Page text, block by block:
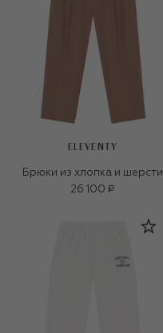
ELEVENTY
Брюки из хлопка и шерсти
26 100 ₽